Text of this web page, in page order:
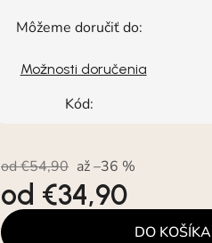
Môžeme doručiť do:
Možnosti doručenia
Kód:
od €54,90 až –36 %
od €34,90
Jednotková cena: DO KOŠÍKA